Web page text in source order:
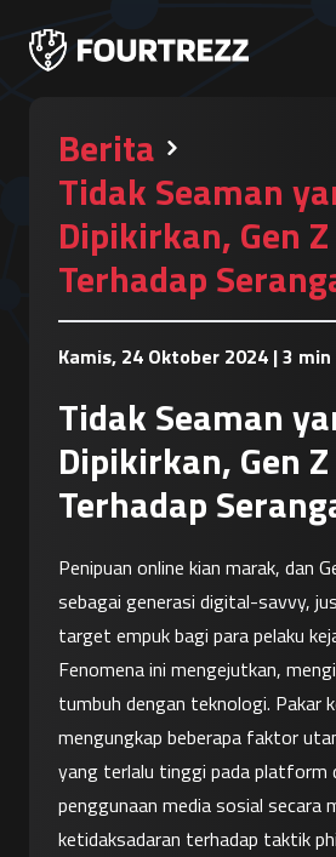
Berita
Tidak Seaman
Dipikirkan, Gen
Terhadap
Kamis, 24 Oktober 2024 |3
Tidak Seaman
Dipikirkan, Gen
Terhadap
Penipuan online kian marak, dan
sebagai generasi digital-savvy,
target empuk bagi para pelaku
Fenomena ini mengejutkan,
tumbuh dengan teknologi. Pakar
mengungkap beberapa faktor
yang terlalu tinggi pada platform
penggunaan media sosial secara
ketidaksadaran terhadap taktik